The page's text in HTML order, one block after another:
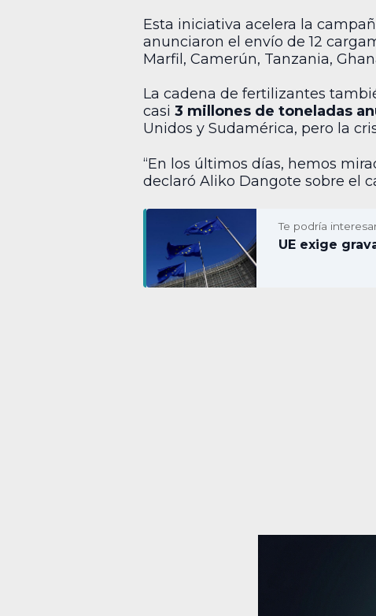
Esta iniciativa acelera la
anunciaron el envío de 12
Marfil, Camerún, Tanzania,
La cadena de fertilizantes
casi 3 millones de toneladas
Unidos y Sudamérica, pero la
“En los últimos días, hemos
declaró Aliko Dangote sobre el
Te podría
UE exige